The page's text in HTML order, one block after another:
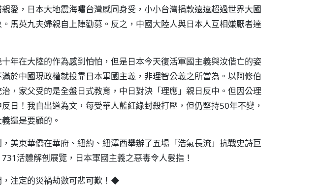
愛，日本大地震海嘯台灣感同身受，小小台灣捐款遠遠超過世界大國
馬英九夫婦親自上陣勸募。反之，中國大陸人與日本人互相嫌厭者達
年在大陸的作為感到怕怕，但是日本今天復活軍國主義與汝偕亡的姿
於中國現政權就投靠日本軍國主義，非理智公義之所當為。以阿修伯
，家父受的是全盤日式教育，中日對決「理應」親日反中。但因公理
日！我自出道為文，每受華人藍紅綠封殺打壓，但仍堅持50年不變，
還是要顧的。
美東華僑在華府、紐約、紐澤西舉辦了五場「浩氣長流」抗戰史詩巨
活體解剖展覽，日本軍國主義之惡毒令人髮指！
注定的災禍劫數可悲可歎！◆